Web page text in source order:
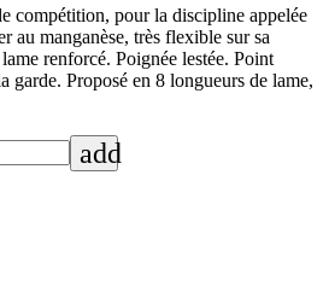
compétition, pour la discipline appelée
au manganèse, très flexible sur sa
renforcé. Poignée lestée. Point
garde. Proposé en 8 longueurs de lame,
add